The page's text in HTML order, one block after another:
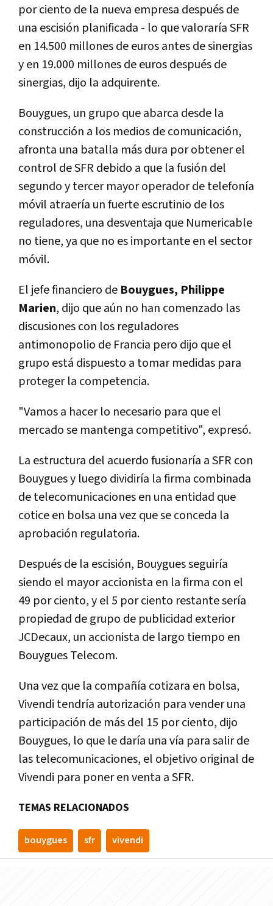
por ciento de la nueva empresa después de
una escisión planificada - lo que valoraría SFR
en 14.500 millones de euros antes de sinergias
y en 19.000 millones de euros después de
sinergias, dijo la adquirente.
Bouygues, un grupo que abarca desde la
construcción a los medios de comunicación,
afronta una batalla más dura por obtener el
control de SFR debido a que la fusión del
segundo y tercer mayor operador de telefonía
móvil atraería un fuerte escrutinio de los
reguladores, una desventaja que Numericable
no tiene, ya que no es importante en el sector
móvil.
El jefe financiero de Bouygues, Philippe
Marien, dijo que aún no han comenzado las
discusiones con los reguladores
antimonopolio de Francia pero dijo que el
grupo está dispuesto a tomar medidas para
proteger la competencia.
"Vamos a hacer lo necesario para que el
mercado se mantenga competitivo", expresó.
La estructura del acuerdo fusionaría a SFR con
Bouygues y luego dividiría la firma combinada
de telecomunicaciones en una entidad que
cotice en bolsa una vez que se conceda la
aprobación regulatoria.
Después de la escisión, Bouygues seguiría
siendo el mayor accionista en la firma con el
49 por ciento, y el 5 por ciento restante sería
propiedad de grupo de publicidad exterior
JCDecaux, un accionista de largo tiempo en
Bouygues Telecom.
Una vez que la compañía cotizara en bolsa,
Vivendi tendría autorización para vender una
participación de más del 15 por ciento, dijo
Bouygues, lo que le daría una vía para salir de
las telecomunicaciones, el objetivo original de
Vivendi para poner en venta a SFR.
TEMAS RELACIONADOS
bouygues sfr vivendi